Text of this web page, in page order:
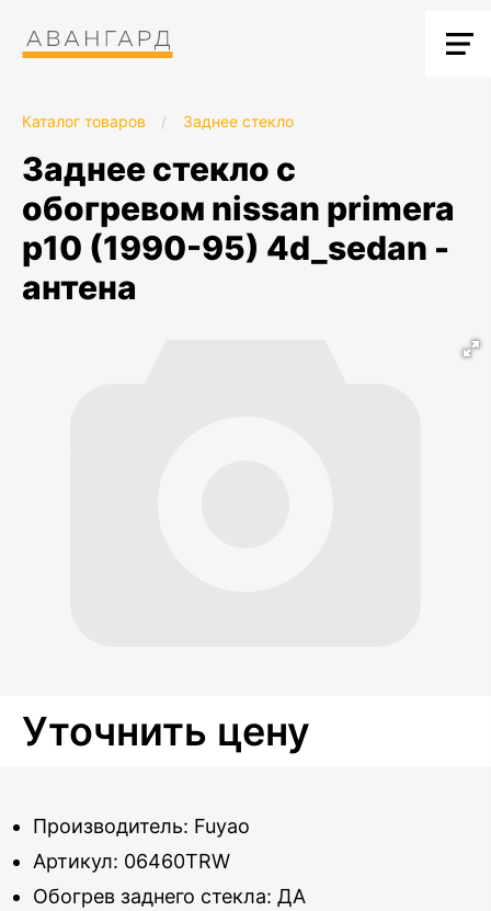
Каталог товаров / Заднее стекло
заднее стекло с
обогревом nissan primera
p10 (1990-95) 4d_sedan -
антена
Уточнить цену
Производитель: Fuyao
Артикул: 06460TRW
Обогрев заднего стекла: ДА